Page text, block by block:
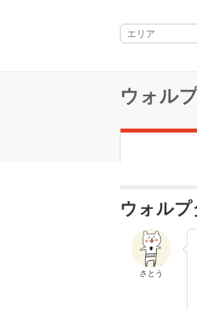
ウォル
ウォル
さとう